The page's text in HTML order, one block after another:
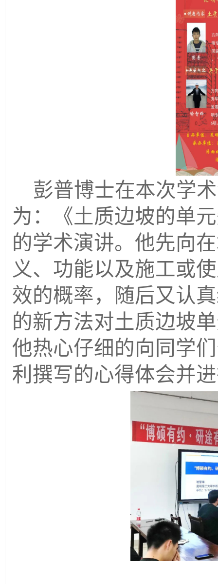
彭普博士在本次学
为：《土质边坡的单
的学术演讲。他先向
义、功能以及施工或
效的概率，随后又认
的新方法对土质边坡
他热心仔细的向同学
利撰写的心得体会并